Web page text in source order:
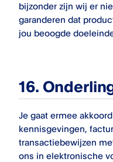
bijzonder zijn wij er
garanderen dat
jou beoogde
16.
Je gaat ermee
kennisgevingen,
transactiebewijzen
ons in elektronische